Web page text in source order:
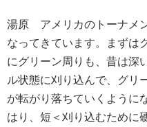
湯原 アメリカのトーナメ
なってきています。まずは
にグリーン周りも、昔は深
ル状態に刈り込んで、グリ
が転がり落ちていくように
はり、短＜刈り込むために